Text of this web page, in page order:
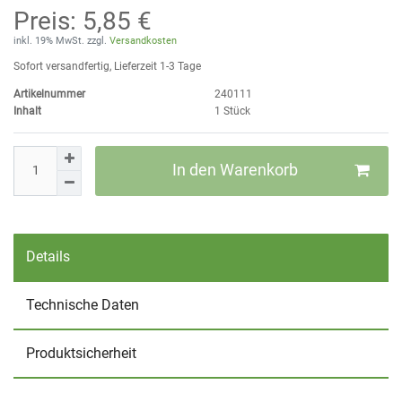
Preis: 5,85 €
inkl. 19% MwSt. zzgl. Versandkosten
Sofort versandfertig, Lieferzeit 1-3 Tage
Artikelnummer
240111
Inhalt
1 Stück
In den Warenkorb
Details
Technische Daten
Produktsicherheit